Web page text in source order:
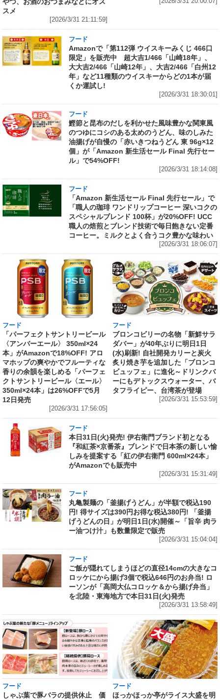
スメ
[2026/3/31 21:11:59]
フード
Amazonで「第112弾 ウイスキーみくじ 466口
限定」を販売中 超大吉1/466「山崎18年」、
大大吉2/466「山崎12年」、大吉2/466「白州12
年」など11種類のウイスキーからどの1本が届
くか運試し!
[2026/3/31 18:30:01]
フード
鰹節と昆布のだしを利かせた風味豊かな関東風
のつゆにコシのある太めのうどん、味のしみた
油揚げが自慢の「赤いきつねうどん 東 96g×12
個」が「Amazon 新生活セール Final 先行セー
ル」で54%OFF!
[2026/3/31 18:14:08]
フード
「Amazon 新生活セール Final 先行セール」で
「職人の珈琲 ワンドリップコーヒー 深いコクの
スペシャルブレンド 100杯」が20%OFF! UCC
職人の焙煎とブレンド技術で毎日飽きない定番
コーヒー。ミルクとよく合うコク豊かな味わい
[2026/3/31 18:06:07]
フード
「パーフェクトサントリービール
〈アンバーエール〉 350ml×24
本」がAmazonで18%OFF! アロ
マホップの爽やかでフルーティな
香りの余韻を楽しめる「パーフェ
クトサントリービール〈エール〉
350ml×24本」は26%OFFで5月
12日発売
[2026/3/31 17:56:05]
フード
ブロンコビリーの名物「新鮮サラ
ダバー」が40年ぶりに明日1日
(水)刷新! 自社開発カリーと炭火
炙り焼き芋を追加した「ブロンコ
ビュッフェ」に進化～ドリンクバ
ーにもデトックスウォーター、バ
タフライピー、台湾茶が登場
[2026/3/31 15:53:59]
フード
本日31日(火)発売! 伊右衛門ブランド初となる
『和紅茶×京番茶』ブレンドで日本茶の新しい愉
しみを提案する「紅の伊右衛門 600ml×24本」
がAmazonでも販売中
[2026/3/31 15:31:49]
フード
丸亀製麺の「釜揚げうどん」が半額で税込190
円! 得サイズは390円お得な税込380円! 「釜揚
げうどんの日」が明日1日(水)開催～「旨辛 肉ラ
ー油つけ汁」も数量限定で販売
[2026/3/31 15:04:04]
フード
ご飯が隠れてしまうほどの直径14cmの大きなコ
ロッケにから揚げ3個で税込646円のお弁当! ロ
ーソンが「高岡大仏コロッケ＆から揚げ弁当」
を北陸・東海地方で本日31日(火)発売
[2026/3/31 13:58:49]
フード
しゃぶ葉で豚バラの提供休止 価
フード
ほっかほっか亭がライス大盛を明